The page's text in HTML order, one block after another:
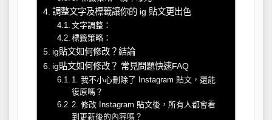
調整文字及標籤讓你的 ig 貼文更出色
文字調整：
標籤策略：
ig貼文如何修改？結論
ig貼文如何修改？ 常見問題快速FAQ
1. 我不小心刪除了 Instagram 貼文，還能
復原嗎？
2. 修改 Instagram 貼文後，所有人都會看
到更新後的內容嗎？